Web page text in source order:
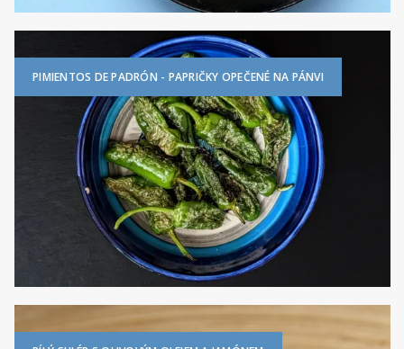
PIMIENTOS DE PADRÓN - PAPRIČKY OPEČENÉ NA PÁNVI